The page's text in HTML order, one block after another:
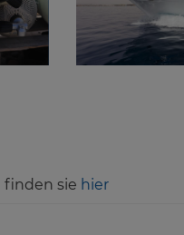
finden sie hier